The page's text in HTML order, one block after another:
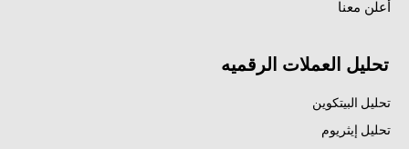
أعلن معنا
تحليل العملات الرقميه
تحليل البيتكوين
تحليل إيثريوم